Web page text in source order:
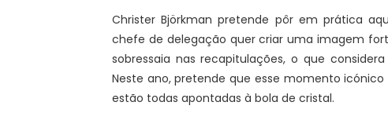
Christer Björkman pretende pôr em prática
chefe de delegação quer criar uma imagem
sobressaia nas recapitulações, o que
Neste ano, pretende que esse momento
estão todas apontadas à bola de cristal.